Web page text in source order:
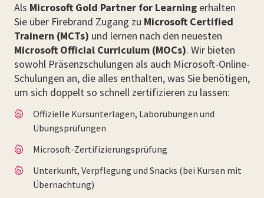
Als Microsoft Gold Partner for Learning erhalten
Sie über Firebrand Zugang zu Microsoft Certified
Trainern (MCTs) und lernen nach den neuesten
Microsoft Official Curriculum (MOCs). Wir bieten
sowohl Präsenzschulungen als auch Microsoft-Online-
Schulungen an, die alles enthalten, was Sie benötigen,
um sich doppelt so schnell zertifizieren zu lassen:
Offizielle Kursunterlagen, Laborübungen und
Übungsprüfungen
Microsoft-Zertifizierungsprüfung
Unterkunft, Verpflegung und Snacks (bei Kursen mit
Übernachtung)